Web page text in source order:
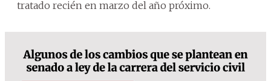
tratado recién en marzo del año próximo.